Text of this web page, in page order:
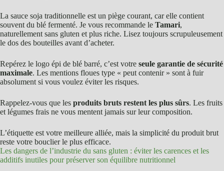
La sauce soja traditionnelle est un piège courant, car elle contient
souvent du blé fermenté. Je vous recommande le Tamari,
naturellement sans gluten et plus riche. Lisez toujours scrupuleusement
le dos des bouteilles avant d’acheter.
Repérez le logo épi de blé barré, c’est votre seule garantie de sécurité
maximale. Les mentions floues type « peut contenir » sont à fuir
absolument si vous voulez éviter les risques.
Rappelez-vous que les produits bruts restent les plus sûrs. Les fruits
et légumes frais ne vous mentent jamais sur leur composition.
L’étiquette est votre meilleure alliée, mais la simplicité du produit brut
reste votre bouclier le plus efficace.
Les dangers de l’industrie du sans gluten : éviter les carences et les
additifs inutiles pour préserver son équilibre nutritionnel